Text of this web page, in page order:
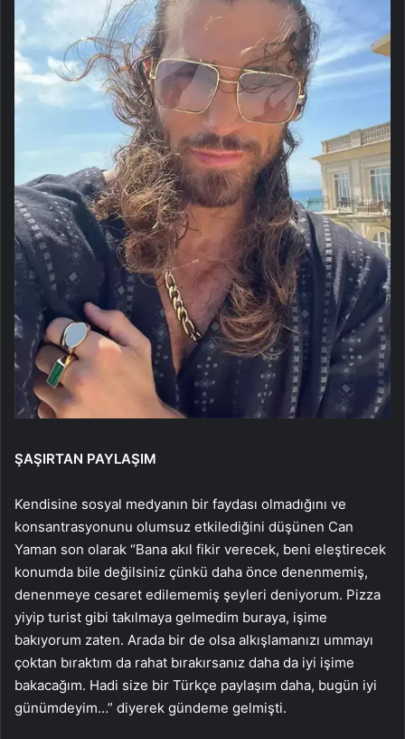
ŞAŞIRTAN PAYLAŞIM
Kendisine sosyal medyanın bir faydası olmadığını ve
konsantrasyonunu olumsuz etkilediğini düşünen Can
Yaman son olarak “Bana akıl fikir verecek, beni eleştirecek
konumda bile değilsiniz çünkü daha önce denenmemiş,
denenmeye cesaret edilememiş şeyleri deniyorum. Pizza
yiyip turist gibi takılmaya gelmedim buraya, işime
bakıyorum zaten. Arada bir de olsa alkışlamanızı ummayı
çoktan bıraktım da rahat bırakırsanız daha da iyi işime
bakacağım. Hadi size bir Türkçe paylaşım daha, bugün iyi
günümdeyim…” diyerek gündeme gelmişti.